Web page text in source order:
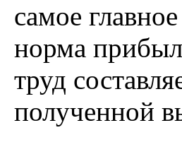
самое
норма
труд
полученной